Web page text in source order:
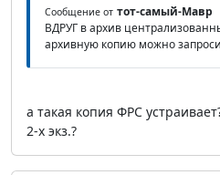
Сообщение от тот-самый-Мавр
ВДРУГ в архив
архивную копию можно
а такая копия ФРС
2-х экз.?